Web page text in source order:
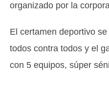
organizado por la
El certamen deportivo
todos contra todos y el
con 5 equipos, súper